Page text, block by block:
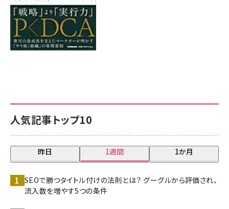
人気記事トップ10
昨日 1週間 1か月
SEOで勝つタイトル付けの法則とは？ グーグルから評価され、
流入数を増やす5つの条件